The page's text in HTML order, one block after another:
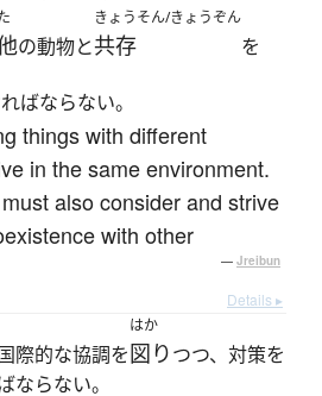
の動物と
きょうそん/きょうぞん
共存 を
ばならない。
things with different
in the same environment.
also consider and strive
with other
— Jreibun
Details ▸
際的な協調を
はか
図りつつ、対策を
ならない。